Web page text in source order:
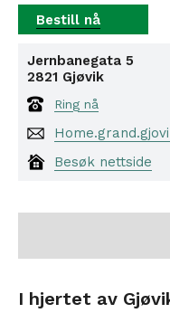
Jernbanegata 5
2821 Gjøvik
Ring nå
Besøk nettside
I hjertet av